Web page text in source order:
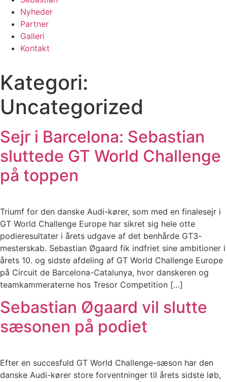
Nyheder
Partner
Galleri
Kontakt
Kategori:
Uncategorized
Sejr i Barcelona: Sebastian
sluttede GT World Challenge
på toppen
Triumf for den danske Audi-kører, som med en finalesejr i
GT World Challenge Europe har sikret sig hele otte
podieresultater i årets udgave af det benhårde GT3-
mesterskab. Sebastian Øgaard fik indfriet sine ambitioner i
årets 10. og sidste afdeling af GT World Challenge Europe
på Circuit de Barcelona-Catalunya, hvor danskeren og
teamkammeraterne hos Tresor Competition […]
Sebastian Øgaard vil slutte
sæsonen på podiet
Efter en succesfuld GT World Challenge-sæson har den
danske Audi-kører store forventninger til årets sidste løb,